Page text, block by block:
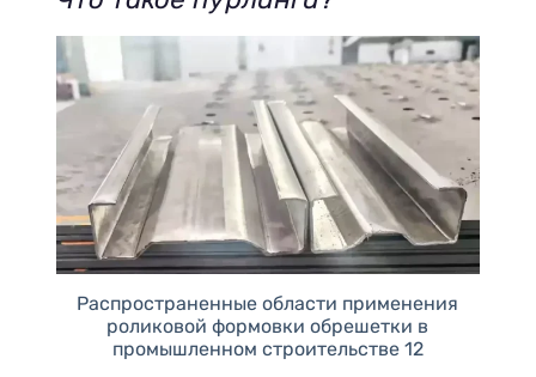
Распространенные области применения
роликовой формовки обрешетки в
промышленном строительстве 12